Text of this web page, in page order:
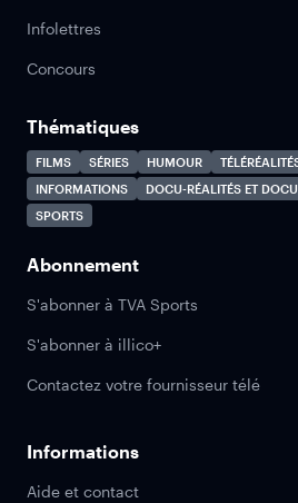
Infolettres
Concours
Thématiques
FILMS SÉRIES HUMOUR
INFORMATIONS
DOCU-RÉALITÉS ET
SPORTS
Abonnement
S'abonner à TVA Sports
S'abonner à illico+
Contactez votre fournisseur télé
Informations
Aide et contact